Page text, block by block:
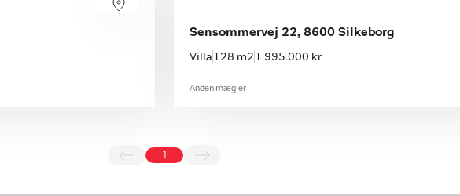
Sensommervej 22, 8600 Silkeborg
Villa 128 m2 1.995.000 kr.
Anden mægler
1